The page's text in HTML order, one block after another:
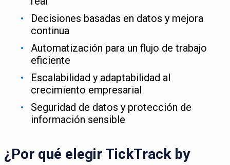
Decisiones basadas en datos y mejora
continua
Automatización para un flujo de trabajo
eficiente
Escalabilidad y adaptabilidad al
crecimiento empresarial
Seguridad de datos y protección de
información sensible
¿Por qué elegir TickTrack by